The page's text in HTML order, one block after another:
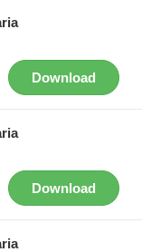
Download
Download